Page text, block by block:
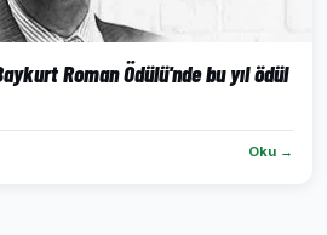
Roman Ödülü'nde bu yıl ödül
Oku →